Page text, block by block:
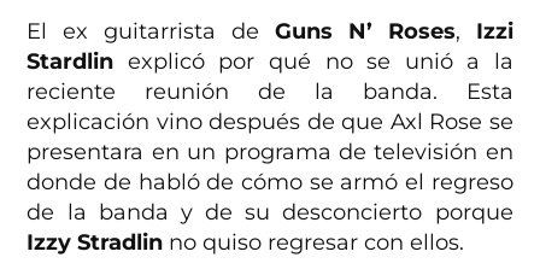
El ex guitarrista de Guns N’ Roses, Izzi
Stardlin explicó por qué no se unió a la
reciente reunión de la banda. Esta
explicación vino después de que Axl Rose se
presentara en un programa de televisión en
donde de habló de cómo se armó el regreso
de la banda y de su desconcierto porque
Izzy Stradlin no quiso regresar con ellos.